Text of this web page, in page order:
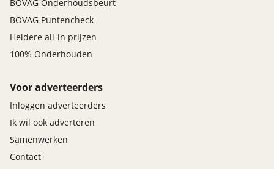
BOVAG Onderhoudsbeurt
BOVAG Puntencheck
Heldere all-in prijzen
100% Onderhouden
Voor adverteerders
Inloggen adverteerders
Ik wil ook adverteren
Samenwerken
Contact